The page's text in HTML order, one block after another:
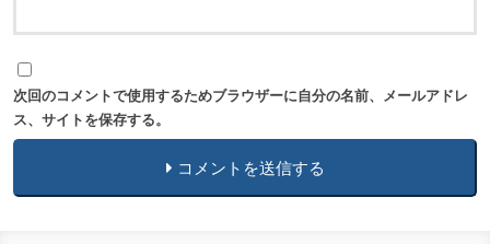
次回のコメントで使用するためブラウザーに自分の名前、メールアドレ
ス、サイトを保存する。
コメントを送信する